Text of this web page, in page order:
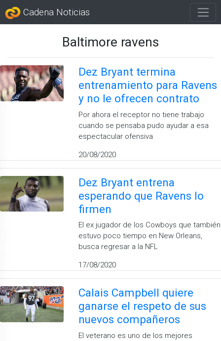
Cadena Noticias
Baltimore ravens
Dez Bryant termina
entrenamiento para Ravens
y no le ofrecen contrato
Por ahora el receptor no tiene trabajo
cuando se pensaba pudo ayudar a esa
espectacular ofensiva
20/08/2020
Dez Bryant entrena
esperando que Ravens lo
firmen
El ex jugador de los Cowboys que también
estuvo poco tiempo en New Orleans,
busca regresar a la NFL
17/08/2020
Calais Campbell quiere
ganarse el respeto de sus
nuevos compañeros
El veterano es uno de los mejores